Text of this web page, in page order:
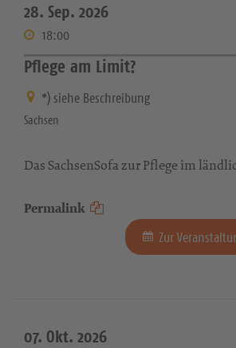
28. Sep. 2026
18:00
Pflege am Limit?
*) siehe Beschreibung
Sachsen
Das SachsenSofa zur Pflege im
Permalink
Zur
07. Okt. 2026